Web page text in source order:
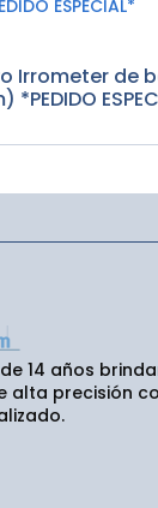
Irrometer de
*PEDIDO
14 años
alta precisión